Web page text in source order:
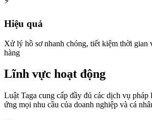
Hiệu quả
Xử lý hồ sơ nhanh chóng, tiết kiệm thời gian
hàng
Lĩnh vực hoạt động
Luật Taga cung cấp đầy đủ các dịch vụ
ứng mọi nhu cầu của doanh nghiệp và cá